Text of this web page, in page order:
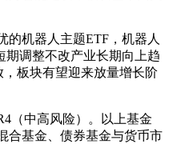
的机器人主题ETF，机器人
期调整不改产业长期向上趋
板块有望迎来放量增长阶
（中高风险）。以上基金
合基金、债券基金与货币市